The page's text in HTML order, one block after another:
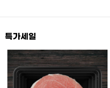
특가세일